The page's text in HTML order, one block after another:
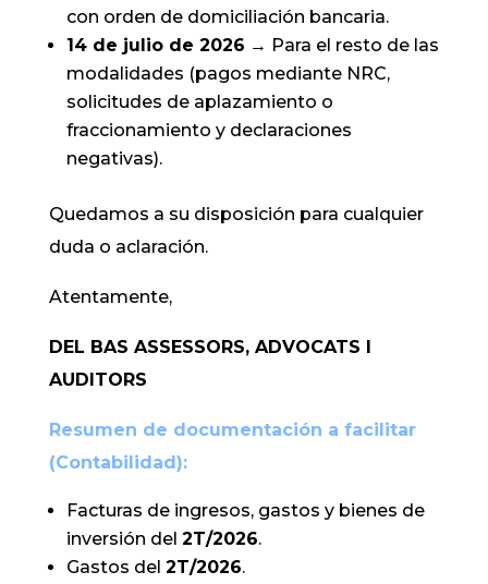
con orden de domiciliación bancaria.
14 de julio de 2026 → Para el resto de las
modalidades (pagos mediante NRC,
solicitudes de aplazamiento o
fraccionamiento y declaraciones
negativas).
Quedamos a su disposición para cualquier
duda o aclaración.
Atentamente,
DEL BAS ASSESSORS, ADVOCATS I
AUDITORS
Resumen de documentación a facilitar
(Contabilidad):
Facturas de ingresos, gastos y bienes de
inversión del 2T/2026.
Gastos del 2T/2026.